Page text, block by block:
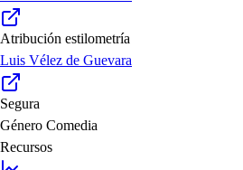
Atribución estilometría
Luis Vélez de Guevara
Segura
Género Comedia
Recursos